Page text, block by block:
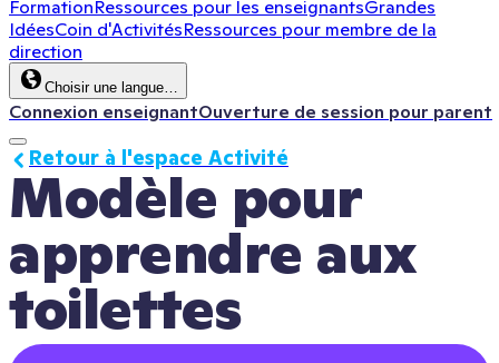
FormationRessources pour les enseignantsGrandes
IdéesCoin d'ActivitésRessources pour membre de la
direction
Choisir une langue…
Connexion enseignantOuverture de session pour parent
Modèle pour
apprendre aux
toilettes
Retour à l'espace Activité